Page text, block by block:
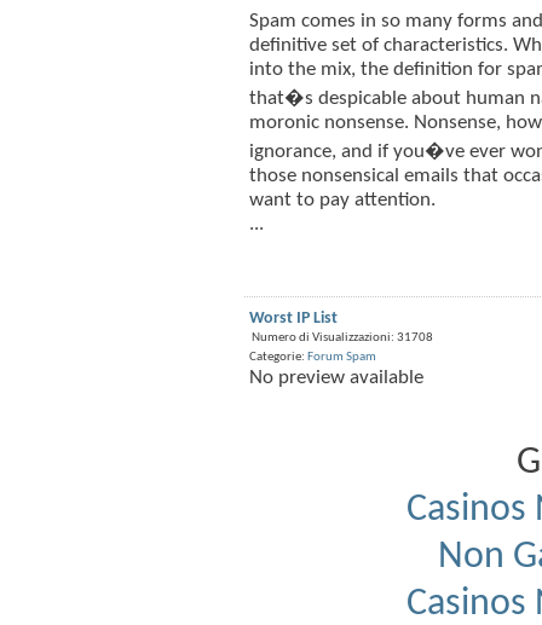
Spam comes in so many forms
definitive set of characteristics.
into the mix, the definition for
that�s despicable about human
moronic nonsense. Nonsense,
ignorance, and if you�ve ever
those nonsensical emails that
want to pay attention.
...
Worst IP List
Numero di Visualizzazioni: 31708
Categorie: Forum Spam
No preview available
Non